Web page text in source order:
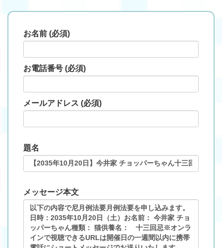
お名前 (必須)
お電話番号 (必須)
メールアドレス (必須)
題名
メッセージ本文